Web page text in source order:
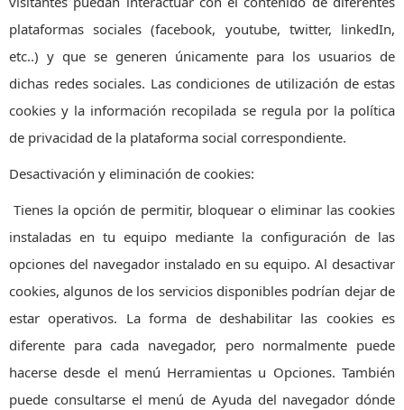
plataformas sociales (facebook, youtube, twitter, linkedIn,
etc..) y que se generen únicamente para los usuarios de
dichas redes sociales. Las condiciones de utilización de estas
cookies y la información recopilada se regula por la política
de privacidad de la plataforma social correspondiente.
Desactivación y eliminación de cookies:
Tienes la opción de permitir, bloquear o eliminar las cookies
instaladas en tu equipo mediante la configuración de las
opciones del navegador instalado en su equipo. Al desactivar
cookies, algunos de los servicios disponibles podrían dejar de
estar operativos. La forma de deshabilitar las cookies es
diferente para cada navegador, pero normalmente puede
hacerse desde el menú Herramientas u Opciones. También
puede consultarse el menú de Ayuda del navegador dónde